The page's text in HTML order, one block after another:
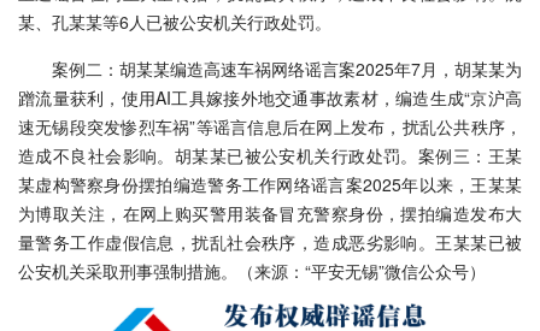
某、孔某某等6人已被公安机关行政处罚。
案例二：胡某某编造高速车祸网络谣言案2025年7月，胡某某为
蹭流量获利，使用AI工具嫁接外地交通事故素材，编造生成“京沪高
速无锡段突发惨烈车祸”等谣言信息后在网上发布，扰乱公共秩序，
造成不良社会影响。胡某某已被公安机关行政处罚。案例三：王某
某虚构警察身份摆拍编造警务工作网络谣言案2025年以来，王某某
为博取关注，在网上购买警用装备冒充警察身份，摆拍编造发布大
量警务工作虚假信息，扰乱社会秩序，造成恶劣影响。王某某已被
公安机关采取刑事强制措施。（来源：“平安无锡”微信公众号）